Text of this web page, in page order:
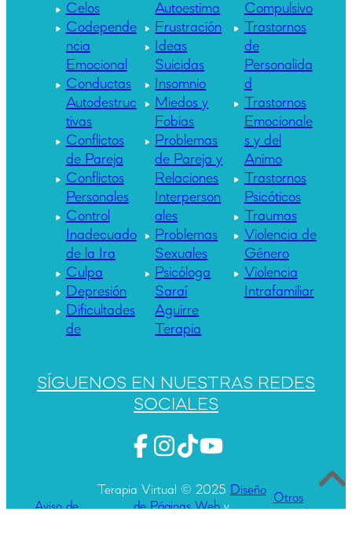
Celos
Codepende
ncia
Emocional
Conductas
Autodestruc
tivas
Conflictos
de Pareja
Conflictos
Personales
Control
Inadecuado
de la Ira
Culpa
Depresión
Dificultades
de
Autoestima
Frustración
Ideas
Suicidas
Insomnio
Miedos y
Fobias
Problemas
de Pareja y
Relaciones
Interperson
ales
Problemas
Sexuales
Psicóloga
Saraí
Aguirre
Terapia
Compulsivo
Trastornos
de
Personalida
d
Trastornos
Emocionale
s y del
Animo
Trastornos
Psicóticos
Traumas
Violencia de
Género
Violencia
Intrafamiliar
SÍGUENOS EN NUESTRAS REDES
SOCIALES
Aviso de
Terapia Virtual © 2025 Diseño
de Páginas Weby
Otros